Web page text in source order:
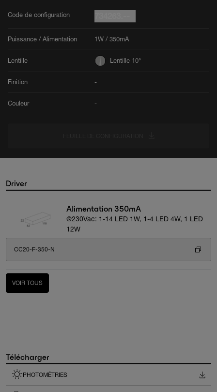
Code de configuration
Puissance / Alimentation 1W / 350mA
Lentille Lentille 10°
Finition -
Couleur -
Driver
Alimentation 350mA
@230Vac: 1-14 LED 1W, 1-4 LED 4W, 1 LED
12W
CC20-F-350-N
VOIR TOUS
Télécharger
PHOTOMÉTRIES